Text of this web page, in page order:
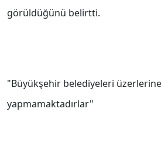
görüldüğünü belirtti.
"Büyükşehir belediyeleri
yapmamaktadırlar"